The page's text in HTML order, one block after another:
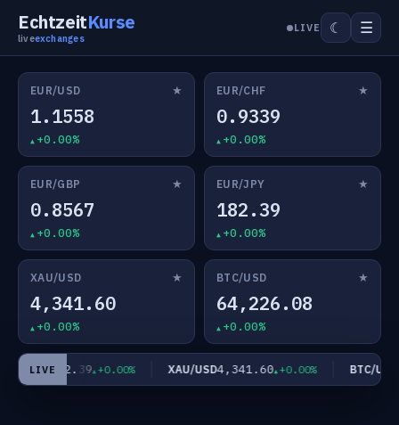
EchtzeitKurse
liveexchanges
LIVE ☾ ☰
EUR/USD ★
1.1558
+0.00%
EUR/CHF ★
0.9339
+0.00%
EUR/GBP ★
0.8567
+0.00%
EUR/JPY ★
182.39
+0.00%
XAU/USD ★
4,341.60
+0.00%
BTC/USD ★
64,226.08
+0.00%
LIVE
JPY182.39 +0.00% XAU/USD4,341.60 +0.00% BTC/USD